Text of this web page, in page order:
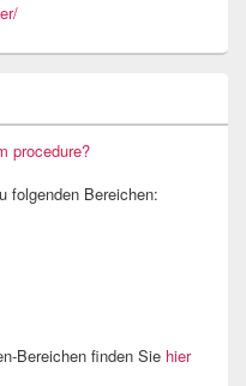
procedure?
folgenden Bereichen:
Bereichen finden Sie hier